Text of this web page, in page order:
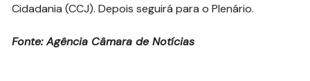
Cidadania (CCJ). Depois seguirá para o Plenário.
Fonte: Agência Câmara de Notícias